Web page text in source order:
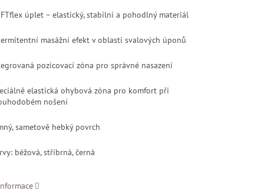
úplet – elastický, stabilní a pohodlný materiál
masážní efekt v oblasti svalových úponů
pozicovací zóna pro správné nasazení
elastická ohybová zóna pro komfort při
nošení
sametově hebký povrch
béžová, stříbrná, černá